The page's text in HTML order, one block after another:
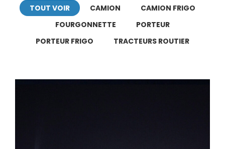
TOUT VOIR CAMION
CAMION FRIGO
FOURGONNETTE
PORTEUR
PORTEUR FRIGO
TRACTEURS ROUTIER